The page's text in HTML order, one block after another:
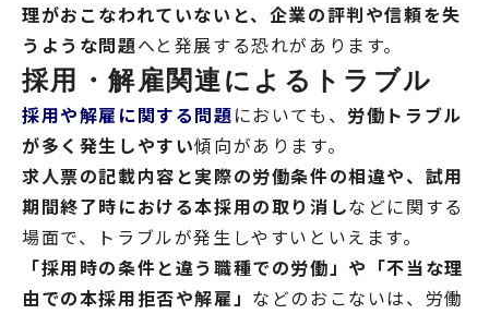
理がおこなわれていないと、企業の評判や信頼を失
うような問題へと発展する恐れがあります。
採用・解雇関連によるトラブル
採用や解雇に関する問題においても、 労働トラブル
が多く発生しやすい傾向があります。
求人票の記載内容と実際の労働条件の相違や、試用
期間終了時における本採用の取り消しなどに関する
場面で、トラブルが発生しやすいといえます。
「採用時の条件と違う職種での労働」や「不当な理
由での本採用拒否や解雇」 などのおこないは、労働